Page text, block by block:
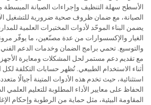
الأسطح سهلة التنظيف وإجراءات الصيانة
الصيانة، مع ضمان ظروف صحية ضرورية للتشغيل
يضمن البناء الموحّد لأدوات المختبرات العلمية
الغيار والإكسسوارات من عدة مصنّعين، ما يوفّر
والتوسيع. تحمي برامج الضمان وخدمات الدعم الفني
مع تقديم دعم مستمر لحل المشكلات ومعايرة
أثناء الاستخدام الطبيعي. تُظهر حسابات التكلفة
استثنائية، حيث تخدم هذه الأدوات المتينة أجيالًا
الحفاظ على معايير الأداء المطلوبة للتعليم
المقاومة البيئية، مثل حماية من الرطوبة وإحكام